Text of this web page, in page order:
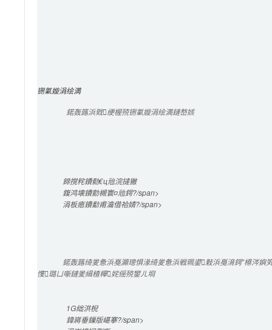
铏氭嫙涓绘満
鍩轰簬浜戣绠楃殑铏氭嫙涓绘満鏈嶅姟
鍗撹秺鐨勬€ц兘浣撻獙
鍑鸿壊鐨勯槻寰¤兘鍔?/span>
涓板瘜鐨勫甫瀹借祫婧?/span>
鍩轰簬绮夎惫浜戞灦璁惧湪绮夎惫浜戦珮鍙敤浜戞湇鍔″櫒涔
愯璐ㄩ噺鏈夎緝楂樿姹傜殑鐢ㄦ埛
1G绌洪棿
鍏嶈垂鏁版嵁搴?/span>